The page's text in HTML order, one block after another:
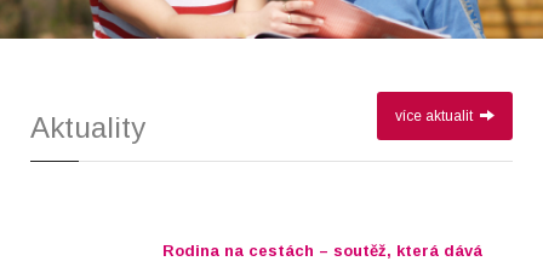
více aktualit
Aktuality
Rodina na cestách – soutěž, která dává